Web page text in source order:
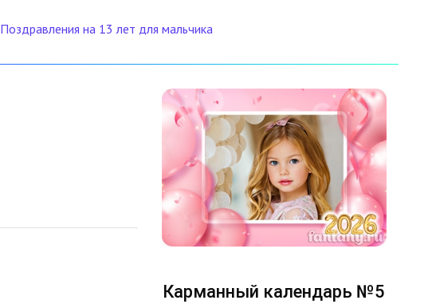
Поздравления на 13 лет для мальчика
Карманный календарь №5